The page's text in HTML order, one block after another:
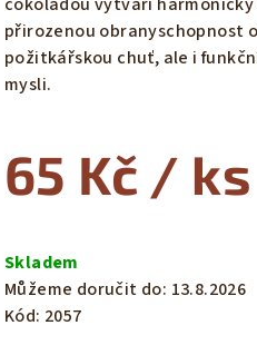
hvězdiček.
přirozenou obranyschopnost
požitkářskou chuť, ale i
mysli.
65 Kč / ks
cena:
Skladem
Můžeme doručit do: 13.8.2026
Kód: 2057